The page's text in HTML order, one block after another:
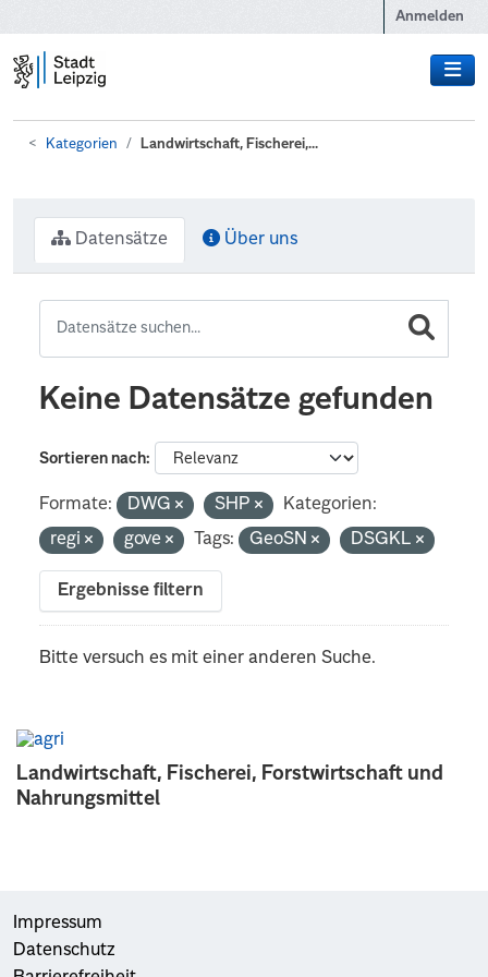
Anmelden
Kategorien Landwirtschaft, Fischerei,...
Landwirtschaft, Fischerei, Forstwirtschaft und
Nahrungsmittel
Datensätze Über uns
Keine Datensätze gefunden
Sortieren nach
Formate: DWG SHP
Kategorien:
regi
gove Tags: GeoSN DSGKL
Ergebnisse filtern
Bitte versuch es mit einer anderen Suche.
Impressum
Datenschutz